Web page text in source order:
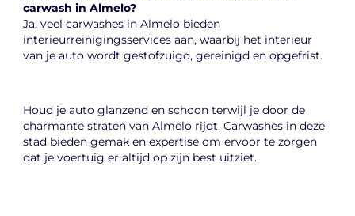
carwash in Almelo?
Ja, veel carwashes in Almelo bieden
interieurreinigingsservices aan, waarbij het interieur
van je auto wordt gestofzuigd, gereinigd en opgefrist.
Houd je auto glanzend en schoon terwijl je door de
charmante straten van Almelo rijdt. Carwashes in deze
stad bieden gemak en expertise om ervoor te zorgen
dat je voertuig er altijd op zijn best uitziet.